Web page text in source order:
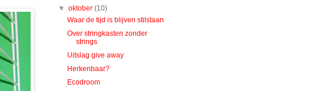
▼oktober(10)
Waar de tijd is blijven stilstaan
Over stringkasten zonder
strings
Uitslag give away
Herkenbaar?
Ecodroom